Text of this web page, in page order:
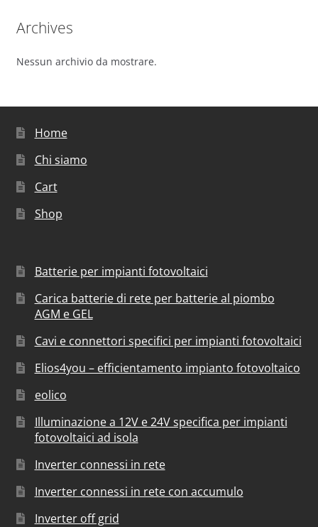
Archives
Nessun archivio da mostrare.
Home
Chi siamo
Cart
Shop
Batterie per impianti fotovoltaici
Carica batterie di rete per batterie al piombo
AGM e GEL
Cavi e connettori specifici per impianti fotovoltaici
Elios4you – efficientamento impianto fotovoltaico
eolico
Illuminazione a 12V e 24V specifica per impianti
fotovoltaici ad isola
Inverter connessi in rete
Inverter connessi in rete con accumulo
Inverter off grid